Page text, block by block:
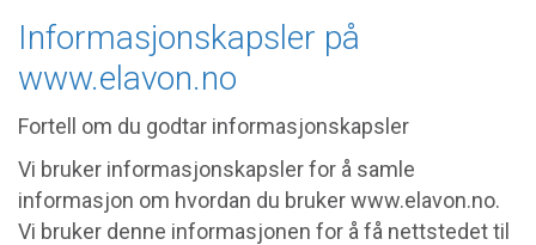
Informasjonskapsler på
www.elavon.no
Fortell om du godtar informasjonskapsler
Vi bruker informasjonskapsler for å samle
informasjon om hvordan du bruker www.elavon.no.
Vi bruker denne informasjonen for å få nettstedet til
The site you requested may not be
relevant in your area. United States
Mat og drikke